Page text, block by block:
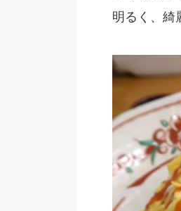
明るく、綺